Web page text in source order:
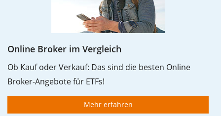
Online Broker im Vergleich
Ob Kauf oder Verkauf: Das sind die besten Online
Broker-Angebote für ETFs!
Mehr erfahren